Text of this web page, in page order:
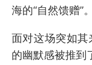
海的“自然馈赠”。
面对这场突如其
的幽默感被推到